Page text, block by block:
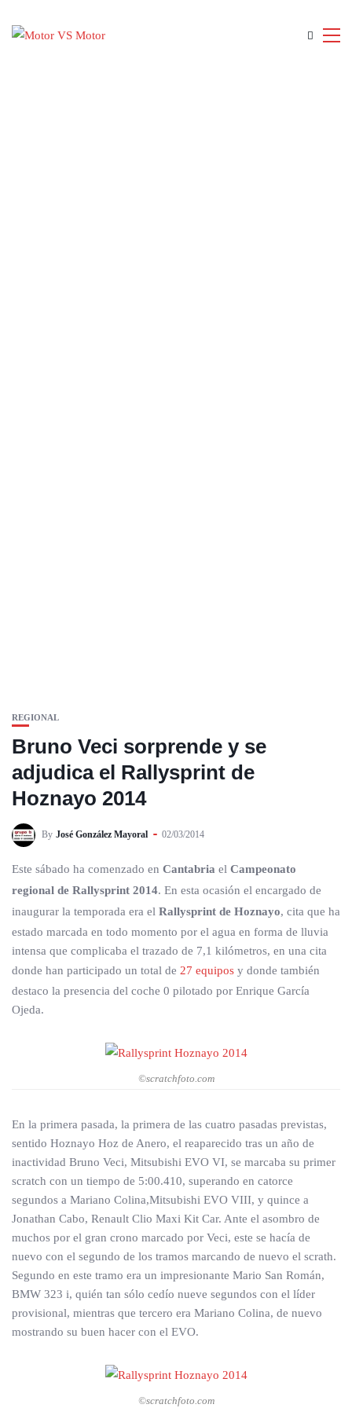
REGIONAL
Bruno Veci sorprende y se
adjudica el Rallysprint de
Hoznayo 2014
By José González Mayoral 02/03/2014
Este sábado ha comenzado en Cantabria el Campeonato
regional de Rallysprint 2014. En esta ocasión el encargado de
inaugurar la temporada era el Rallysprint de Hoznayo, cita que ha
estado marcada en todo momento por el agua en forma de lluvia
intensa que complicaba el trazado de 7,1 kilómetros, en una cita
donde han participado un total de 27 equipos y donde también
destaco la presencia del coche 0 pilotado por Enrique García
Ojeda.
©scratchfoto.com
En la primera pasada, la primera de las cuatro pasadas previstas,
sentido Hoznayo Hoz de Anero, el reaparecido tras un año de
inactividad Bruno Veci, Mitsubishi EVO VI, se marcaba su primer
scratch con un tiempo de 5:00.410, superando en catorce
segundos a Mariano Colina,Mitsubishi EVO VIII, y quince a
Jonathan Cabo, Renault Clio Maxi Kit Car. Ante el asombro de
muchos por el gran crono marcado por Veci, este se hacía de
nuevo con el segundo de los tramos marcando de nuevo el scrath.
Segundo en este tramo era un impresionante Mario San Román,
BMW 323 i, quién tan sólo cedío nueve segundos con el líder
provisional, mientras que tercero era Mariano Colina, de nuevo
mostrando su buen hacer con el EVO.
©scratchfoto.com